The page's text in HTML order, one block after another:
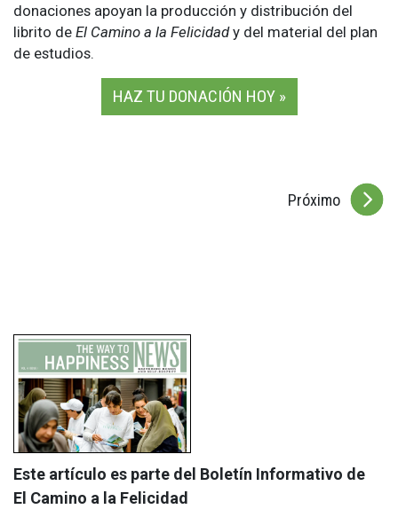
donaciones apoyan la producción y distribución del
librito de El Camino a la Felicidady del material del plan
de estudios.
HAZ TU DONACIÓN HOY »
Próximo
Este artículo es parte del Boletín Informativo de
El Camino a la Felicidad